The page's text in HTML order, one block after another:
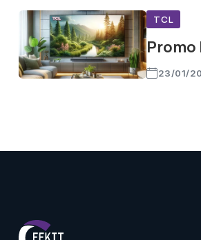
TCL
Promo
23/01/